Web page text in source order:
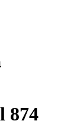
874